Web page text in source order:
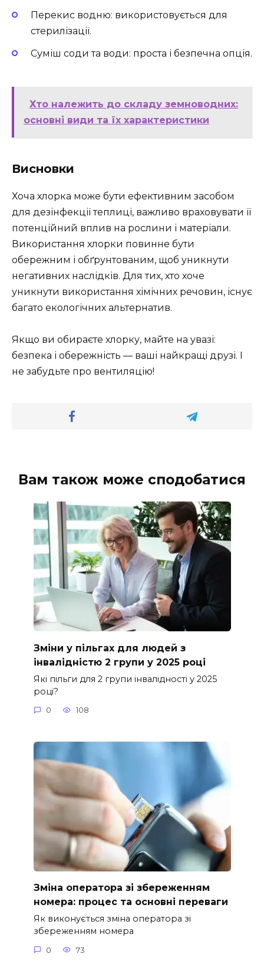
Перекис водню: використовується для
стерилізації.
Суміш соди та води: проста і безпечна опція.
Хто належить до складу земноводних:
основні види та їх характеристики
Висновки
Хоча хлорка може бути ефективним засобом
для дезінфекції теплиці, важливо враховувати її
потенційний вплив на рослини і матеріали.
Використання хлорки повинне бути
обережним і обґрунтованим, щоб уникнути
негативних наслідків. Для тих, хто хоче
уникнути використання хімічних речовин, існує
багато екологічних альтернатив.
Якщо ви обираєте хлорку, майте на увазі:
безпека і обережність — ваші найкращі друзі. І
не забудьте про вентиляцію!
Вам також може сподобатися
Зміни у пільгах для людей з
інвалідністю 2 групи у 2025 році
Які пільги для 2 групи інвалідності у 2025
році?
0 108
Зміна оператора зі збереженням
номера: процес та основні переваги
Як виконується зміна оператора зі
збереженням номера
0 73